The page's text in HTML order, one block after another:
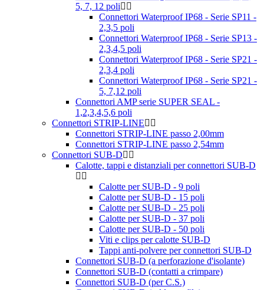
5, 7, 12 poli
Connettori Waterproof IP68 - Serie SP11 -
2,3,5 poli
Connettori Waterproof IP68 - Serie SP13 -
2,3,4,5 poli
Connettori Waterproof IP68 - Serie SP21 -
2,3,4 poli
Connettori Waterproof IP68 - Serie SP21 -
5, 7,12 poli
Connettori AMP serie SUPER SEAL -
1,2,3,4,5,6 poli
Connettori STRIP-LINE
Connettori STRIP-LINE passo 2,00mm
Connettori STRIP-LINE passo 2,54mm
Connettori SUB-D
Calotte, tappi e distanziali per connettori SUB-D
Calotte per SUB-D - 9 poli
Calotte per SUB-D - 15 poli
Calotte per SUB-D - 25 poli
Calotte per SUB-D - 37 poli
Calotte per SUB-D - 50 poli
Viti e clips per calotte SUB-D
Tappi anti-polvere per connettori SUB-D
Connettori SUB-D (a perforazione d'isolante)
Connettori SUB-D (contatti a crimpare)
Connettori SUB-D (per C.S.)